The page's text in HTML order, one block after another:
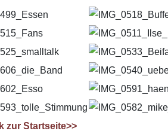
zur Startseite>>